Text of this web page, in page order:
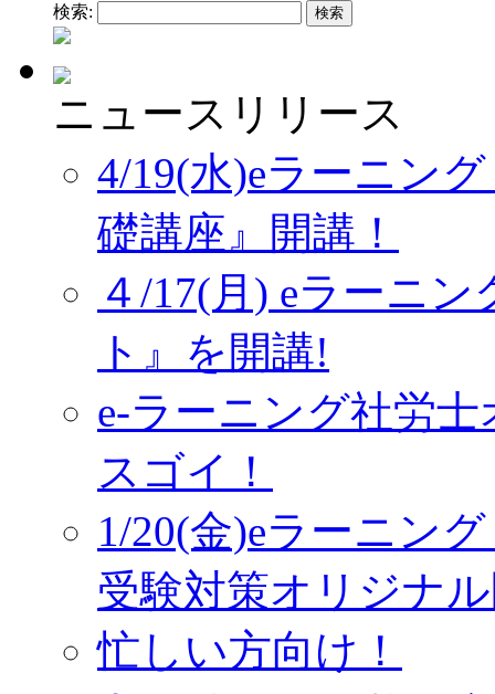
検索:
ニュースリリース
4/19(水)eラーニン
礎講座』開講！
４/17(月) eラーニ
ト』を開講!
e-ラーニング社労
スゴイ！
1/20(金)eラーニン
受験対策オリジナ
忙しい方向け！